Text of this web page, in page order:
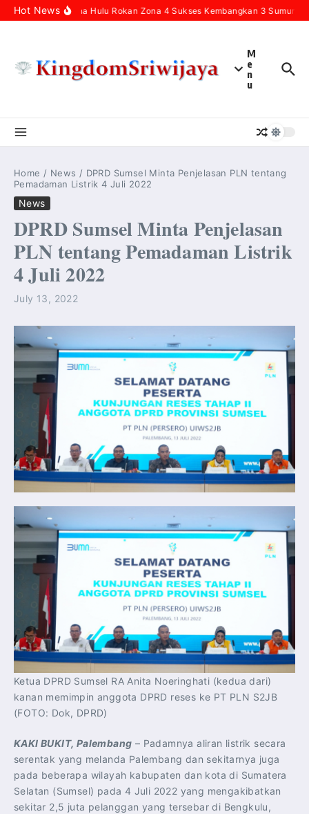
Skip to content
Hot NewsPertamina Hulu Rokan Zona 4 Sukses Kembangkan 3 Sumur
M
e
n
u
Home / News / DPRD Sumsel Minta Penjelasan PLN tentang
Pemadaman Listrik 4 Juli 2022
News
DPRD Sumsel Minta Penjelasan
PLN tentang Pemadaman Listrik
4 Juli 2022
July 13, 2022
Ketua DPRD Sumsel RA Anita Noeringhati (kedua dari)
kanan memimpin anggota DPRD reses ke PT PLN S2JB
(FOTO: Dok, DPRD)
KAKI BUKIT, Palembang – Padamnya aliran listrik secara
serentak yang melanda Palembang dan sekitarnya juga
pada beberapa wilayah kabupaten dan kota di Sumatera
Selatan (Sumsel) pada 4 Juli 2022 yang mengakibatkan
sekitar 2,5 juta pelanggan yang tersebar di Bengkulu,